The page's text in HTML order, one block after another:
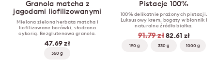
Granola matcha z
jagodami liofilizowanymi
Mielona zielona herbata matcha i
liofilizowane borówki, słodzona
cykorią. Bezglutenowa granola.
47.69 zł
350 g
Pistacje 100%
100% delikatnie prażonych pistacji.
Luksusowy krem, bogaty w błonnik i
naturalne źródło białka.
91.79 zł82.61 zł
190 g 330 g 1000 g